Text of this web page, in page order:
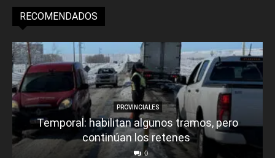
RECOMENDADOS
PROVINCIALES
Temporal: habilitan algunos tramos, pero
continúan los retenes
0